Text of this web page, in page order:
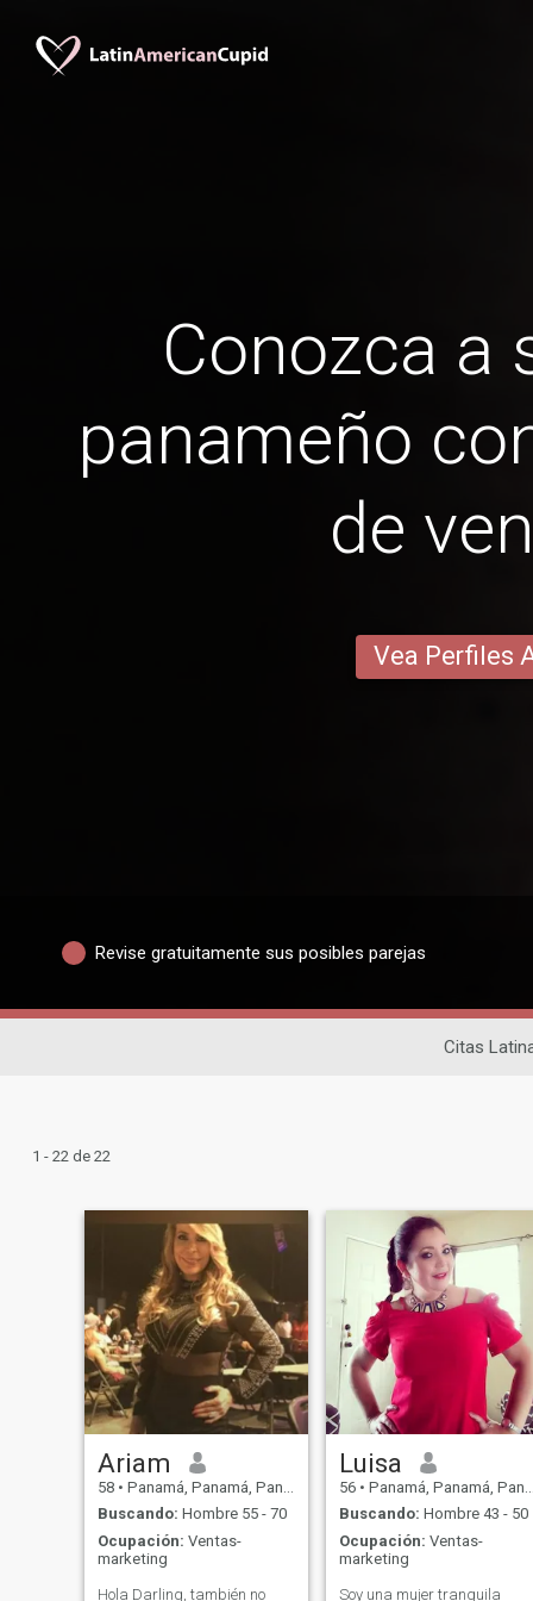
Conozca a
panameño
de
Vea Perfiles
Revise gratuitamente sus posibles parejas
Citas
1 - 22 de 22
Ariam
58 • Panamá, Panamá, Panamá
Buscando: Hombre 55 - 70
Ocupación: Ventas-
marketing
Hola Darling, también no
Luisa
56 • Panamá, Panamá, Panamá
Buscando: Hombre 43 - 50
Ocupación: Ventas-
marketing
Soy una mujer tranquila